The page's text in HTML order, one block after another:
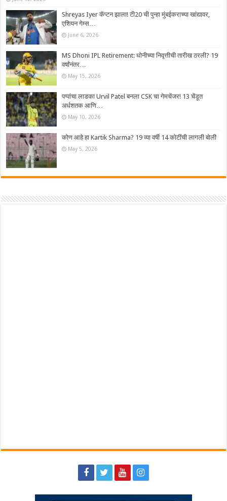
Shreyas Iyer कॅप्टन झाला! टी20 ची पुन्हा मुंबईकराच्या खांद्यावर,
एशियन गेम्स…
June 6, 2026
MS Dhoni IPL Retirement: धोनीच्या निवृत्तीची तारीख ठरली? 19
वर्षांनंतर…
May 15, 2026
पप्पांचा लाडका Urvil Patel बनला CSK चा गेमचेंजर! 13 चेंडूत
अर्धशतक आणि…
May 10, 2026
कोण आहे हा Kartik Sharma? 19 व्या वर्षी 14 कोटींची लागली बोली
May 5, 2026